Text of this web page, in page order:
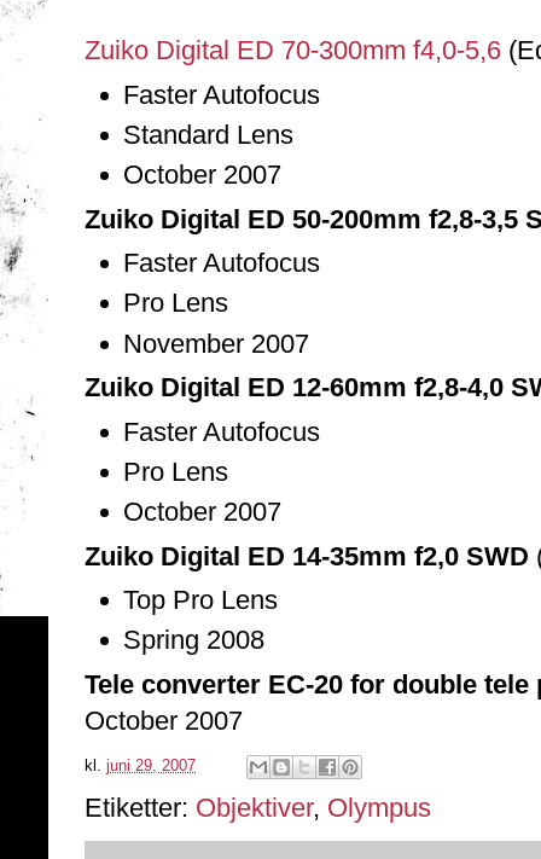
Zuiko Digital ED 70-300mm f4,0-5,6
Faster Autofocus
Standard Lens
October 2007
Zuiko Digital ED 50-200mm f2,8-3,5
Faster Autofocus
Pro Lens
November 2007
Zuiko Digital ED 12-60mm f2,8-4,0
Faster Autofocus
Pro Lens
October 2007
Zuiko Digital ED 14-35mm f2,0 SWD
Top Pro Lens
Spring 2008
Tele converter EC-20 for double tele
October 2007
kl. juni 29, 2007
Etiketter: Objektiver, Olympus